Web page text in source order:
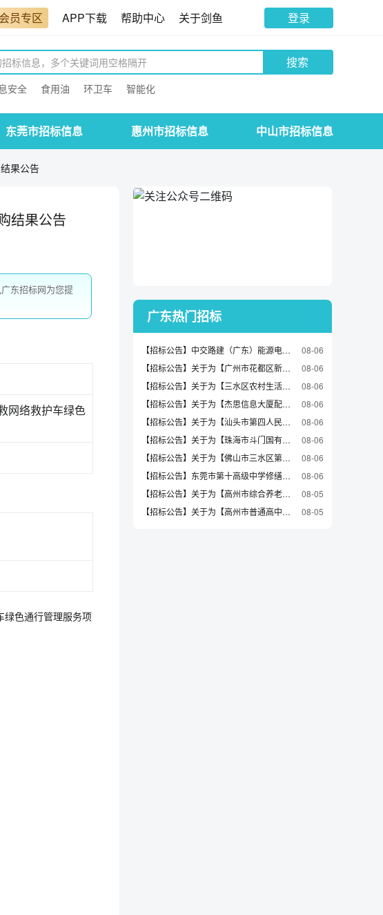
会员专区 APP下载 帮助中心 关于剑鱼 登录
搜索
安全 食用油 环卫车 智能化
东莞市招标信息 惠州市招标信息 中山市招标信息
果公告
结果公告
东招标网为您提
网络救护车绿色
绿色通行管理服务项
广东热门招标
【招标公告】中交路建（广东）能源电力迁改项目输电线路分布式故障定位装置招标公告
08-06
【招标公告】关于为【广州市花都区新华街第五小学安全用电增容工程(概算审核)】公开选取【工程造价咨询】机构的公告
08-06
【招标公告】关于为【三水区农村生活污水分散式治理及优化提升项目（西南片）测绘】公开选取【测绘】机构的公告
08-06
【招标公告】关于为【杰思信息大厦配电站更换高压环网柜和变压器工程相关改造项目(工程预算编制）】公开选取【工程造价咨询】机构的公告
08-06
【招标公告】关于为【汕头市第四人民医院礐石分院食堂房屋结构安全性鉴定项目】公开选取【建设工程质量检测】机构的公告
08-06
【招标公告】关于为【珠海市斗门国有黄杨山林场、珠海市斗门国有竹银林场自然资源资产专项清查项目】公开选取【林业调查规划设计】机构的公告
08-06
【招标公告】关于为【佛山市三水区第三中学2号教学楼厕所改造工程（设计服务）】公开选取【工程设计】机构的公告
08-06
【招标公告】东莞市第十高级中学修缮工程定点议价采购公告
08-06
【招标公告】关于为【高州市综合养老服务中心建设项目(一期)建设项目环境影响评价服务】公开选取【建设项目环境影响评价】机构的公告
08-05
【招标公告】关于为【高州市普通高中基础设施质量提升建设项目（四期）－高州市丁颖中学项目环境影响评价服务】公开选取【建设项目环境影响评价】机构的公告
08-05